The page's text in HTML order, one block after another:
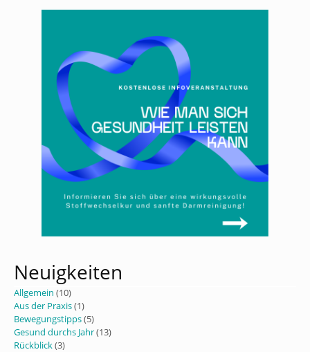
Neuigkeiten
Allgemein (10)
Aus der Praxis(1)
Bewegungstipps(5)
Gesund durchs Jahr(13)
Rückblick(3)